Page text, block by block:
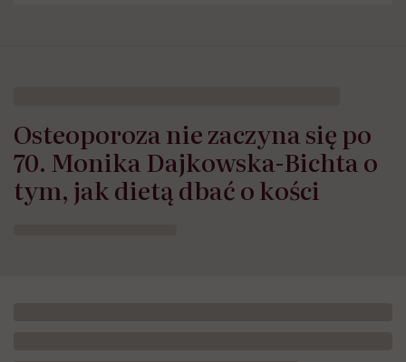
Osteoporoza nie zaczyna się po
70. Monika Dajkowska-Bichta o
tym, jak dietą dbać o kości